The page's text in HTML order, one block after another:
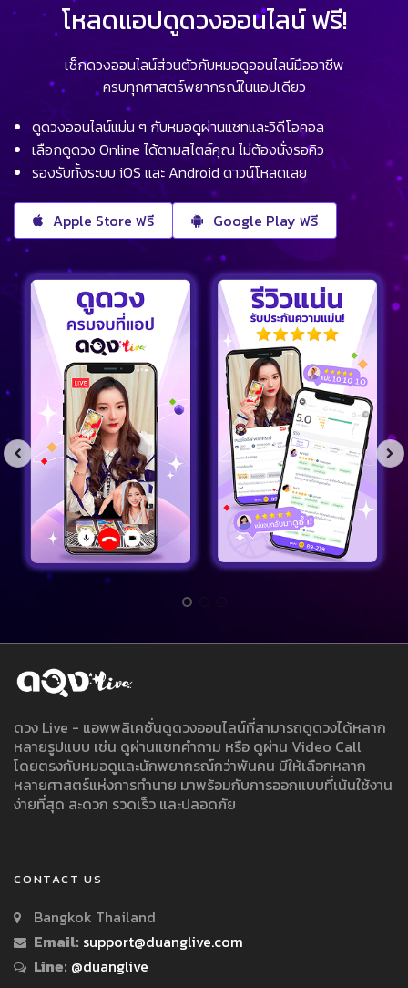
โหลดแอปดูดวงออนไลน์ ฟรี!
เช็กดวงออนไลน์ส่วนตัวกับหมอดูออนไลน์มืออาชีพ
ครบทุกศาสตร์พยากรณ์ในแอปเดียว
ดูดวงออนไลน์แม่น ๆ กับหมอดูผ่านแชทและวิดีโอคอล
เลือกดูดวง Online ได้ตามสไตล์คุณ ไม่ต้องนั่งรอคิว
รองรับทั้งระบบ iOS และ Android ดาวน์โหลดเลย
Apple Store ฟรี Google Play ฟรี
ดวง Live - แอพพลิเคชั่นดูดวงออนไลน์ที่สามารถดูดวงได้หลาก
หลายรูปแบบ เช่น ดูผ่านแชทคำถาม หรือ ดูผ่าน Video Call
โดยตรงกับหมอดูและนักพยากรณ์กว่าพันคน มีให้เลือกหลาก
หลายศาสตร์แห่งการทำนาย มาพร้อมกับการออกแบบที่เน้นใช้งาน
ง่ายที่สุด สะดวก รวดเร็ว และปลอดภัย
CONTACT US
Bangkok Thailand
Email: support@duanglive.com
Line: @duanglive